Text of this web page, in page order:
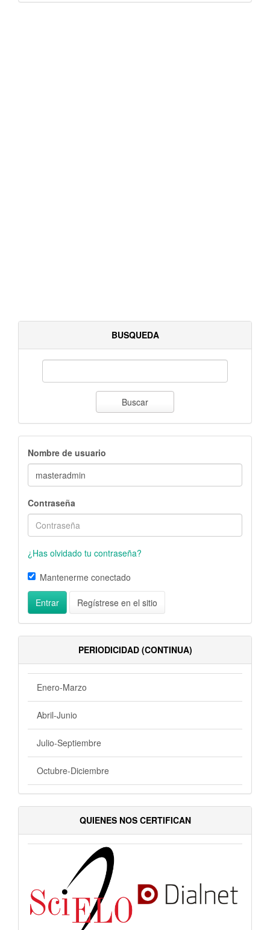
BUSQUEDA
Buscar
Nombre de usuario
Contraseña
¿Has olvidado tu contraseña?
Mantenerme conectado
Entrar Regístrese en el sitio
PERIODICIDAD (CONTINUA)
Enero-Marzo
Abril-Junio
Julio-Septiembre
Octubre-Diciembre
QUIENES NOS CERTIFICAN